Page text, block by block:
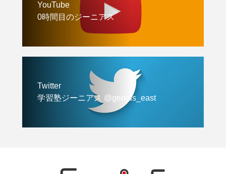
YouTube
0時間目のジーニアス
Twitter
学習塾ジーニアス @genius_east